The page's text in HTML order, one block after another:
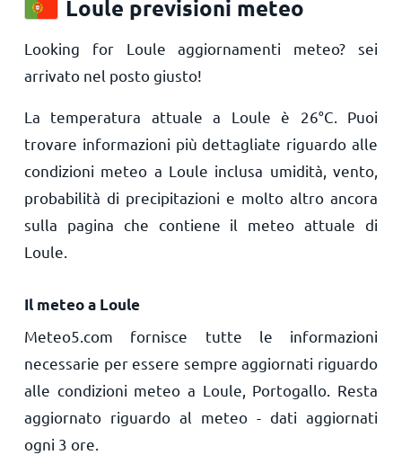
Loule previsioni meteo
Looking for Loule aggiornamenti meteo? sei
arrivato nel posto giusto!
La temperatura attuale a Loule è 26°C . Puoi
trovare informazioni più dettagliate riguardo alle
condizioni meteo a Loule inclusa umidità, vento,
probabilità di precipitazioni e molto altro ancora
sulla pagina che contiene il meteo attuale di
Loule.
Il meteo a Loule
Meteo5.com fornisce tutte le informazioni
necessarie per essere sempre aggiornati riguardo
alle condizioni meteo a Loule, Portogallo. Resta
aggiornato riguardo al meteo - dati aggiornati
ogni 3 ore.